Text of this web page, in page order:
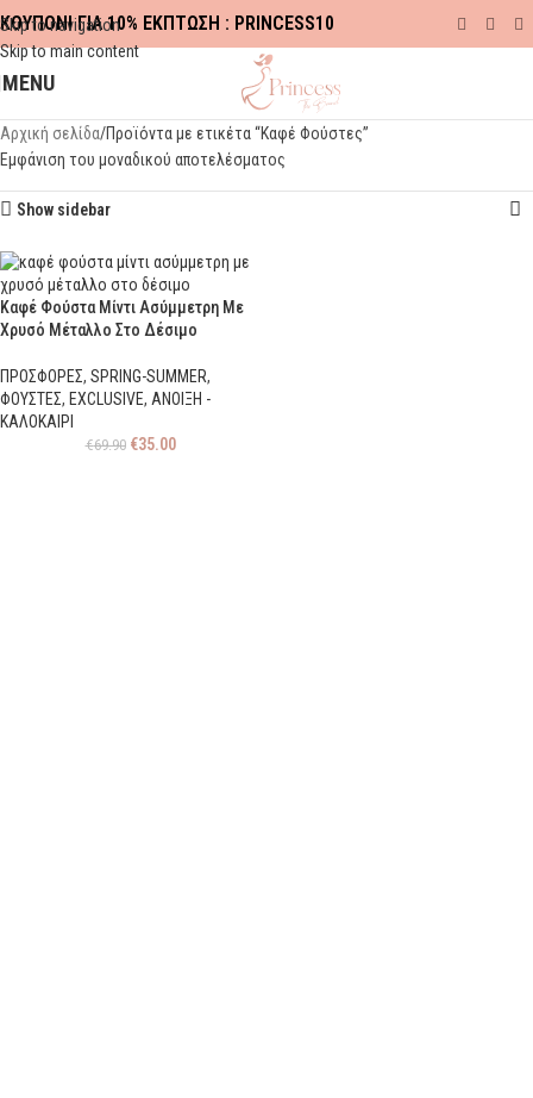
Skip to navigation
Skip to main content
ΚΟΥΠΟΝΙ ΓΙΑ 10% ΕΚΠΤΩΣΗ : PRINCESS10
MENU
Αρχική σελίδα Προϊόντα με ετικέτα “Καφέ Φούστες”
Εμφάνιση του μοναδικού αποτελέσματος
Show sidebar
Καφέ Φούστα Μίντι Ασύμμετρη Με
Χρυσό Μέταλλο Στο Δέσιμο
ΠΡΟΣΦΟΡΕΣ, SPRING-SUMMER,
ΦΟΥΣΤΕΣ, EXCLUSIVE, ΑΝΟΙΞΗ -
ΚΑΛΟΚΑΙΡΙ
€69.90 €35.00